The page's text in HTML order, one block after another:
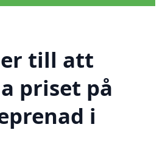
till att
priset på
i